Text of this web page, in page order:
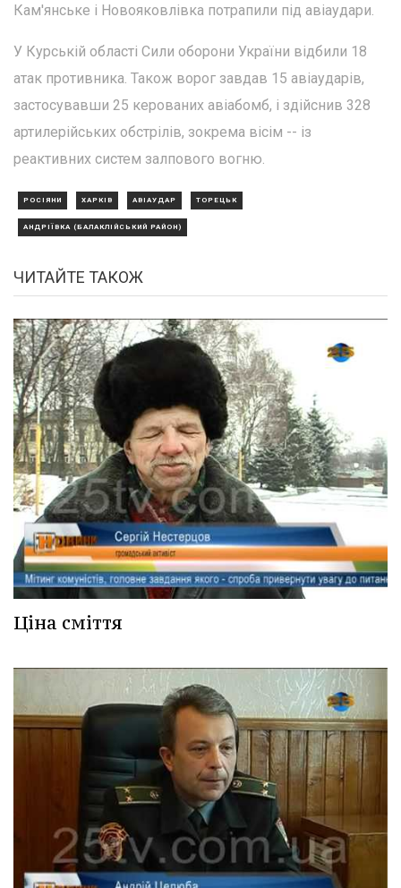
Кам'янське і Новояковлівка потрапили під авіаудари.
У Курській області Сили оборони України відбили 18
атак противника. Також ворог завдав 15 авіаударів,
застосувавши 25 керованих авіабомб, і здійснив 328
артилерійських обстрілів, зокрема вісім -- із
реактивних систем залпового вогню.
РОСІЯНИ ХАРКІВ АВІАУДАР ТОРЕЦЬК
АНДРІЇВКА (БАЛАКЛІЙСЬКИЙ РАЙОН)
ЧИТАЙТЕ ТАКОЖ
Ціна сміття